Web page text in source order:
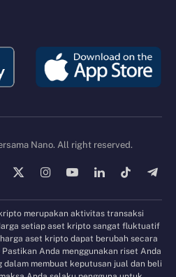
Nano. All right reserved.
X
InstagramYouTubeLinkedInTikTok
merupakan aktivitas transaksi
setiap aset kripto sangat fluktuatif
aset kripto dapat berubah secara
Anda menggunakan riset Anda
dalam membuat keputusan jual dan beli